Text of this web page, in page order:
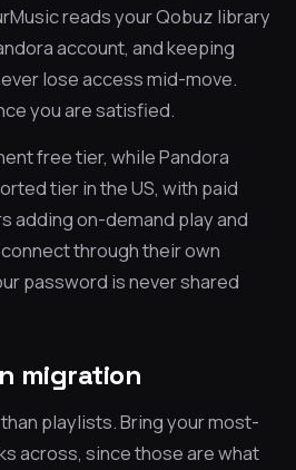
reads your Qobuz library
account, and keeping
lose access mid-move.
you are satisfied.
free tier, while Pandora
tier in the US, with paid
adding on-demand play and
through their own
password is never shared
migration
playlists. Bring your most-
across, since those are what